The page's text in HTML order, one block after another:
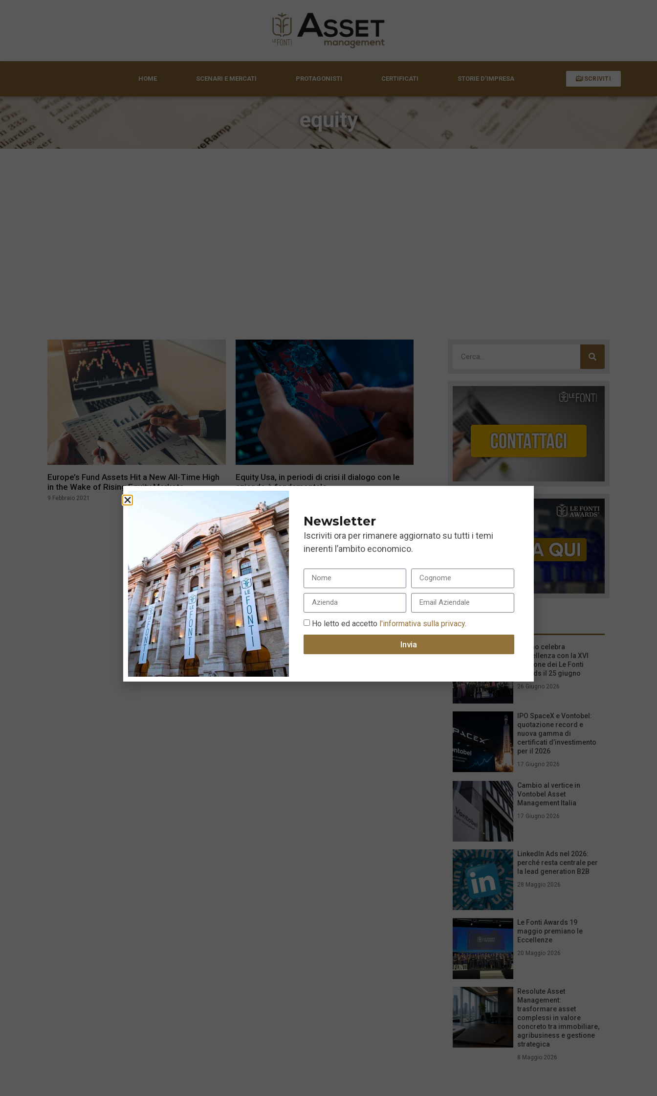
HOME SCENARI E MERCATI PROTAGONISTI CERTIFICATI STORIE D’IMPRESA ISCRIVITI
equity
Europe’s Fund Assets Hit a New All-Time High
in the Wake of Rising Equity Markets.
9 Febbraio 2021
Equity Usa, in periodi di crisi il dialogo con le
aziende è fondamentale
I più recenti
Milano celebra
l’eccellenza con la XVI
edizione dei Le Fonti
Awards il 25 giugno
26 Giugno 2026
IPO SpaceX e Vontobel:
quotazione record e
nuova gamma di
certificati d’investimento
per il 2026
17 Giugno 2026
Cambio al vertice in
Vontobel Asset
Management Italia
17 Giugno 2026
LinkedIn Ads nel 2026:
perché resta centrale per
la lead generation B2B
28 Maggio 2026
Le Fonti Awards 19
maggio premiano le
Eccellenze
20 Maggio 2026
Resolute Asset
Management:
trasformare asset
complessi in valore
concreto tra immobiliare,
agribusiness e gestione
strategica
8 Maggio 2026
Newsletter
Iscriviti ora per rimanere aggiornato su tutti i temi
inerenti l’ambito economico.
Ho letto ed accetto l'informativa sulla privacy.
Invia